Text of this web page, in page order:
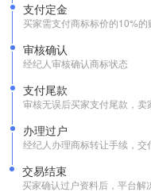
支付定金
买家需支付商标标价的10%的
审核确认
经纪人审核确认商标状态
支付尾款
审核无误后买家支付尾款，卖
办理过户
经纪人办理商标转让手续，交
交易结束
买家确认过户资料后，平台解